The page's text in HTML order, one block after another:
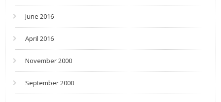
June 2016
April 2016
November 2000
September 2000